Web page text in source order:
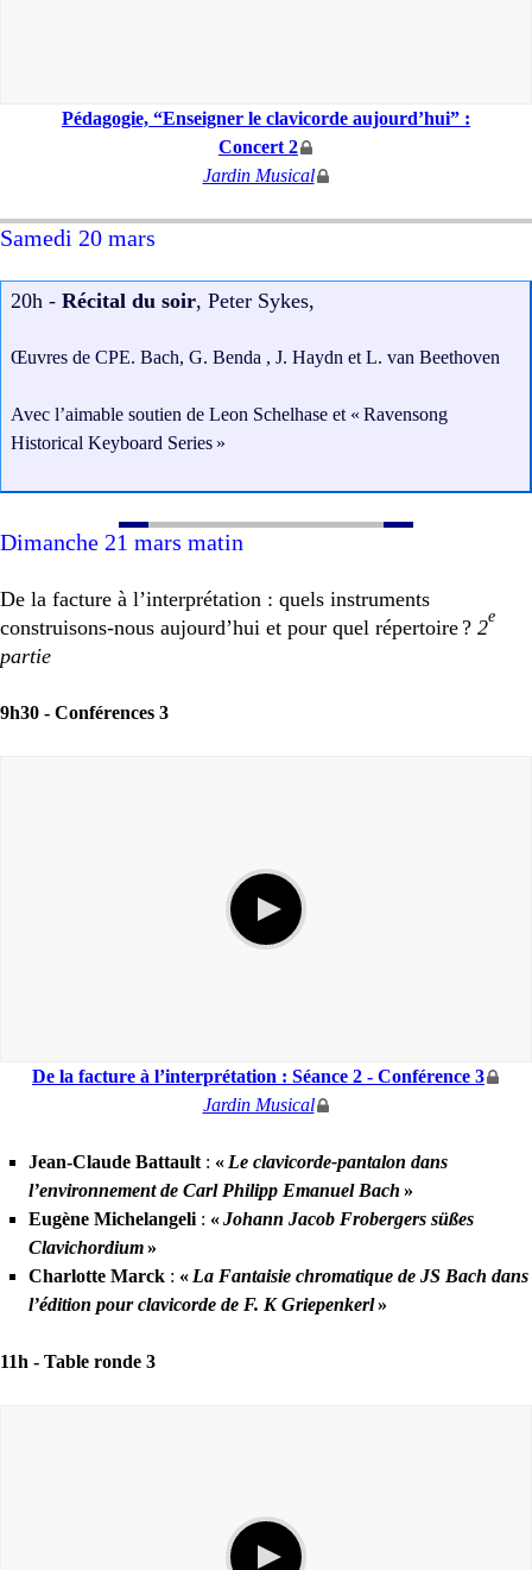
Pédagogie, “Enseigner le clavicorde aujourd’hui” :
Concert 2
Jardin Musical
Samedi 20 mars
20h - Récital du soir, Peter Sykes,
Œuvres de CPE. Bach, G. Benda , J. Haydn et L. van Beethoven
Avec l’aimable soutien de Leon Schelhase et « Ravensong
Historical Keyboard Series »
Dimanche 21 mars matin
De la facture à l’interprétation : quels instruments
construisons-nous aujourd’hui et pour quel répertoire ? 2e
partie
9h30 - Conférences 3
De la facture à l’interprétation : Séance 2 - Conférence 3
Jardin Musical
Jean-Claude Battault : « Le clavicorde-pantalon dans
l’environnement de Carl Philipp Emanuel Bach »
Eugène Michelangeli : «Johann Jacob Frobergers süßes
Clavichordium»
Charlotte Marck : « La Fantaisie chromatique de JS Bach dans
l’édition pour clavicorde de F. K Griepenkerl»
11h - Table ronde 3